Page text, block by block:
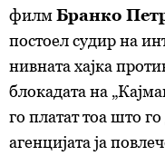
филмБранко
постоел судир на
нивната хајка
блокадата на
го платат тоа што
агенцијата ја